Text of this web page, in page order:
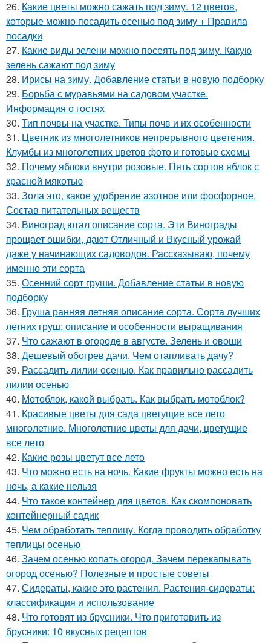
26. Какие цветы можно сажать под зиму. 12 цветов,
которые можно посадить осенью под зиму + Правила
посадки
27. Какие виды зелени можно посеять под зиму. Какую
зелень сажают под зиму
28. Ирисы на зиму. Добавление статьи в новую подборку
29. Борьба с муравьями на садовом участке.
Информация о гостях
30. Тип почвы на участке. Типы почв и их особенности
31. Цветник из многолетников непрерывного цветения.
Клумбы из многолетних цветов фото и готовые схемы
32. Почему яблоки внутри розовые. Пять сортов яблок с
красной мякотью
33. Зола это, какое удобрение азотное или фосфорное.
Состав питательных веществ
34. Виноград ютал описание сорта. Эти Винограды
прощает ошибки, дают Отличный и Вкусный урожай
даже у начинающих садоводов. Рассказываю, почему
именно эти сорта
35. Осенний сорт груши. Добавление статьи в новую
подборку
36. Груша ранняя летняя описание сорта. Сорта лучших
летних груш: описание и особенности выращивания
37. Что сажают в огороде в августе. Зелень и овощи
38. Дешевый обогрев дачи. Чем отапливать дачу?
39. Рассадить лилии осенью. Как правильно рассадить
лилии осенью
40. Мотоблок, какой выбрать. Как выбрать мотоблок?
41. Красивые цветы для сада цветущие все лето
многолетние. Многолетние цветы для дачи, цветущие
все лето
42. Какие розы цветут все лето
43. Что можно есть на ночь. Какие фрукты можно есть на
ночь, а какие нельзя
44. Что такое контейнер для цветов. Как скомпоновать
контейнерный садик
45. Чем обработать теплицу. Когда проводить обработку
теплицы осенью
46. Зачем осенью копать огород. Зачем перекапывать
огород осенью? Полезные и простые советы
47. Сидераты, какие это растения. Растения-сидераты:
классификация и использование
48. Что готовят из брусники. Что приготовить из
брусники: 10 вкусных рецептов